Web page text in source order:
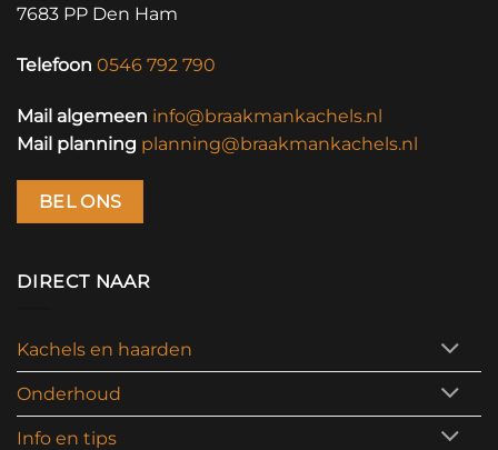
7683 PP Den Ham
Telefoon 0546 792 790
Mail algemeen info@braakmankachels.nl
Mail planning planning@braakmankachels.nl
BEL ONS
DIRECT NAAR
Kachels en haarden
Onderhoud
Info en tips